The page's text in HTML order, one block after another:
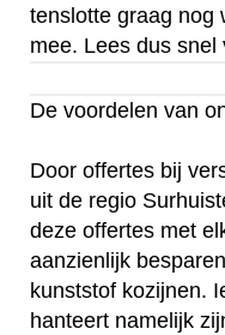
tenslotte graag nog
mee. Lees dus snel
De voordelen van
Door offertes bij
uit de regio
deze offertes met
aanzienlijk
kunststof kozijnen.
hanteert namelijk